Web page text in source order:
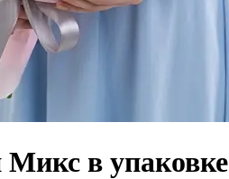
Микс в упаковке